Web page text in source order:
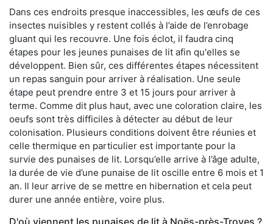
Dans ces endroits presque inaccessibles, les œufs de ces
insectes nuisibles y restent collés à l’aide de l’enrobage
gluant qui les recouvre. Une fois éclot, il faudra cinq
étapes pour les jeunes punaises de lit afin qu'elles se
développent. Bien sûr, ces différentes étapes nécessitent
un repas sanguin pour arriver à réalisation. Une seule
étape peut prendre entre 3 et 15 jours pour arriver à
terme. Comme dit plus haut, avec une coloration claire, les
oeufs sont très difficiles à détecter au début de leur
colonisation. Plusieurs conditions doivent être réunies et
celle thermique en particulier est importante pour la
survie des punaises de lit. Lorsqu’elle arrive à l’âge adulte,
la durée de vie d’une punaise de lit oscille entre 6 mois et 1
an. Il leur arrive de se mettre en hibernation et cela peut
durer une année entière, voire plus.
D'où viennent les punaises de lit à Noës-près-Troyes ?